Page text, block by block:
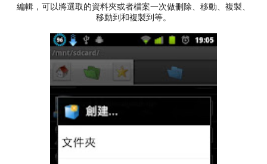
編輯，可以將選取的資料夾或者檔案一次做刪除、移動、複製、
移動到和複製到等。